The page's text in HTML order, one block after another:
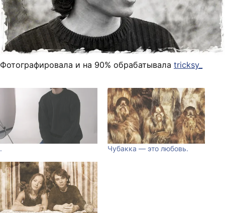
Фотографировала и на 90% обрабатывала tricksy_
. Чубакка — это любовь.